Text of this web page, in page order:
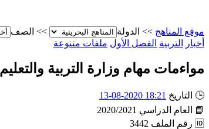
موقع المناهج >> الدولة >> الصف
أخبار
التربية الفصل الأول ملفات متنوعة
مواءمات مهام وزارة التربية والتعليم (2019-
🕒 التاريخ 18:21 2020-08-13
📘
العام الدراسي 2020/2021
🆔 رقم الملف 3442